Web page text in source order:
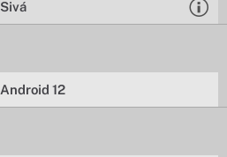
Sivá
Android 12